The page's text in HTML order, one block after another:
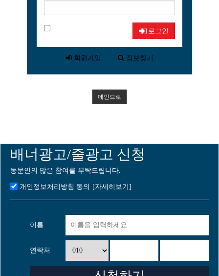
로그인
회원가입 정보찾기
메인으로
배너광고/줄광고 신청
동문인의 많은 참여를 부탁드립니다.
개인정보처리방침 동의 [자세히보기]
이름
연락처